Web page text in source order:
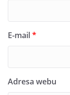
E-mail*
Adresa webu